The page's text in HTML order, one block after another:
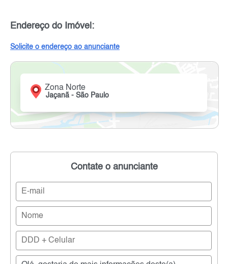
Endereço do Imóvel:
Solicite o endereço ao anunciante
Zona Norte
Jaçanã - São Paulo
Contate o anunciante